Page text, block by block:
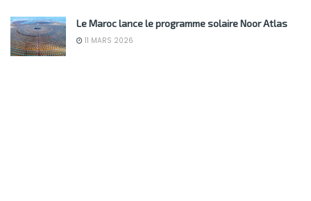
Le Maroc lance le programme solaire Noor Atlas
11 MARS 2026